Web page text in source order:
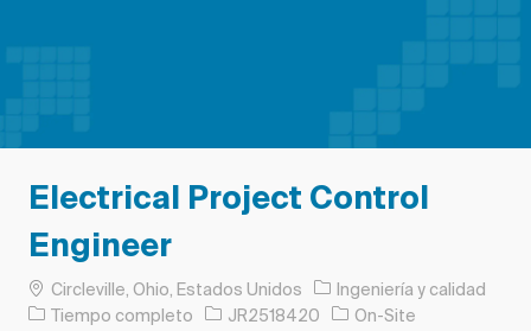
Electrical Project Control
Engineer
Ubicación
Circleville, Ohio, Estados Unidos Categoría
Ingeniería y calidad
Tipo de trabajo
Tiempo completo ID de trabajo
JR2518420 On-Site